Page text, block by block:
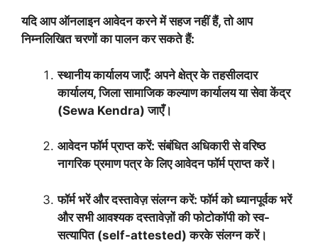
यदि आप ऑनलाइन आवेदन करने में सहज नहीं हैं, तो आप
निम्नलिखित चरणों का पालन कर सकते हैं:
स्थानीय कार्यालय जाएँ: अपने क्षेत्र के तहसीलदार
कार्यालय, जिला सामाजिक कल्याण कार्यालय या सेवा केंद्र
(Sewa Kendra) जाएँ।
आवेदन फॉर्म प्राप्त करें: संबंधित अधिकारी से वरिष्ठ
नागरिक प्रमाण पत्र के लिए आवेदन फॉर्म प्राप्त करें।
फॉर्म भरें और दस्तावेज़ संलग्न करें: फॉर्म को ध्यानपूर्वक भरें
और सभी आवश्यक दस्तावेज़ों की फोटोकॉपी को स्व-
सत्यापित (self-attested) करके संलग्न करें।